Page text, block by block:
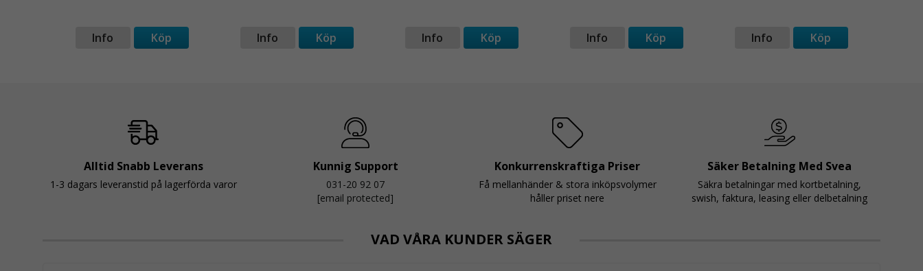
Info Köp Info Köp Info Köp Info Köp Info Köp
Alltid Snabb Leverans
1-3 dagars leveranstid på lagerförda varor
Kunnig Support
031-20 92 07
[email protected]
Konkurrenskraftiga Priser
Få mellanhänder & stora inköpsvolymer
håller priset nere
Säker Betalning Med Svea
Säkra betalningar med kortbetalning,
swish, faktura, leasing eller delbetalning
VAD VÅRA KUNDER SÄGER